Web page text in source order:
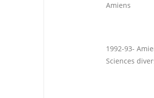
Amiens
1992-93-
Sciences